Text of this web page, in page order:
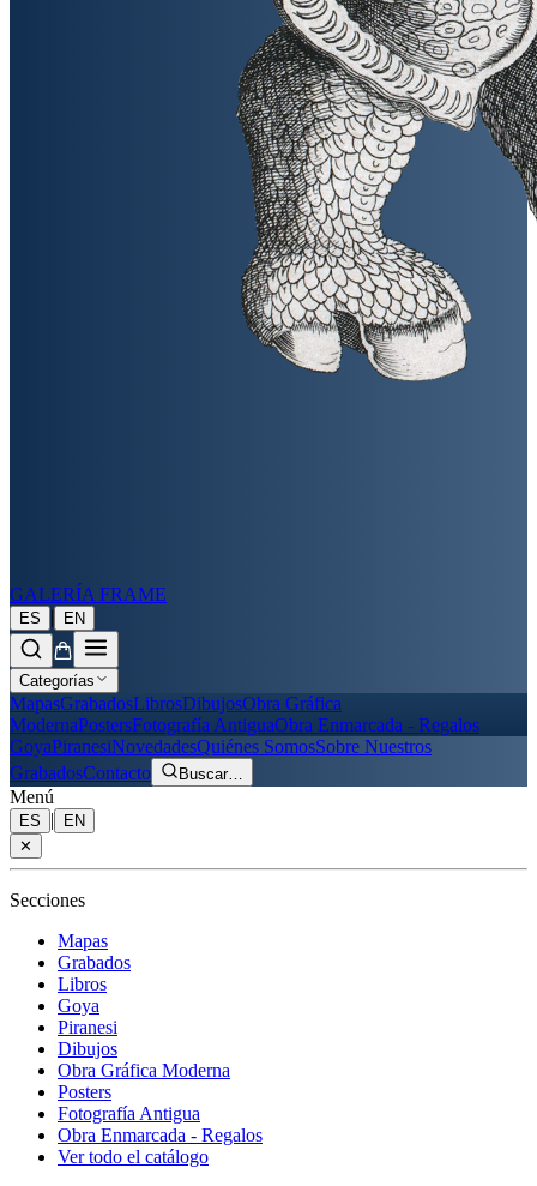
GALERÍA FRAME
ES | EN
Categorías
MapasGrabadosLibrosDibujosObra Gráfica
ModernaPostersFotografía AntiguaObra Enmarcada - Regalos
GoyaPiranesiNovedadesQuiénes SomosSobre Nuestros
GrabadosContacto Buscar…
Menú
ES |
EN
✕
Secciones
Mapas
Grabados
Libros
Goya
Piranesi
Dibujos
Obra Gráfica Moderna
Posters
Fotografía Antigua
Obra Enmarcada - Regalos
Ver todo el catálogo